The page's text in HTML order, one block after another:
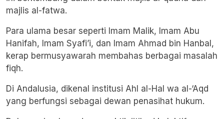
majlis al-fatwa.
Para ulama besar seperti Imam Malik, Imam Abu
Hanifah, Imam Syafi’i, dan Imam Ahmad bin Hanbal,
kerap bermusyawarah membahas berbagai masalah
fiqh.
Di Andalusia, dikenal institusi Ahl al-Hal wa al-‘Aqd
yang berfungsi sebagai dewan penasihat hukum.